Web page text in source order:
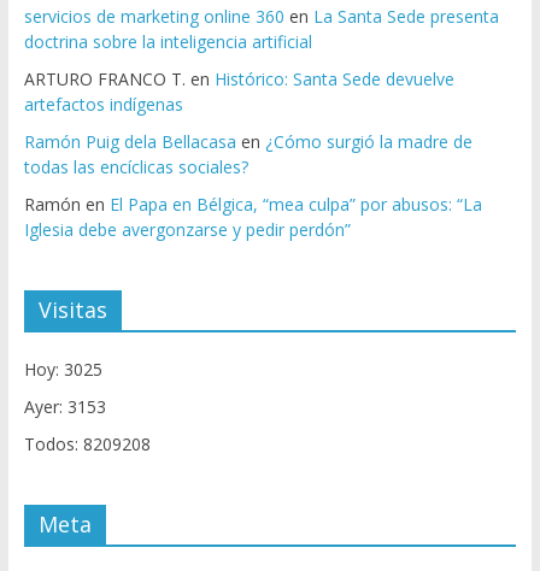
servicios de marketing online 360 en La Santa Sede presenta
doctrina sobre la inteligencia artificial
ARTURO FRANCO T. en Histórico: Santa Sede devuelve
artefactos indígenas
Ramón Puig dela Bellacasa en ¿Cómo surgió la madre de
todas las encíclicas sociales?
Ramón en El Papa en Bélgica, “mea culpa” por abusos: “La
Iglesia debe avergonzarse y pedir perdón”
Visitas
Hoy: 3025
Ayer: 3153
Todos: 8209208
Meta